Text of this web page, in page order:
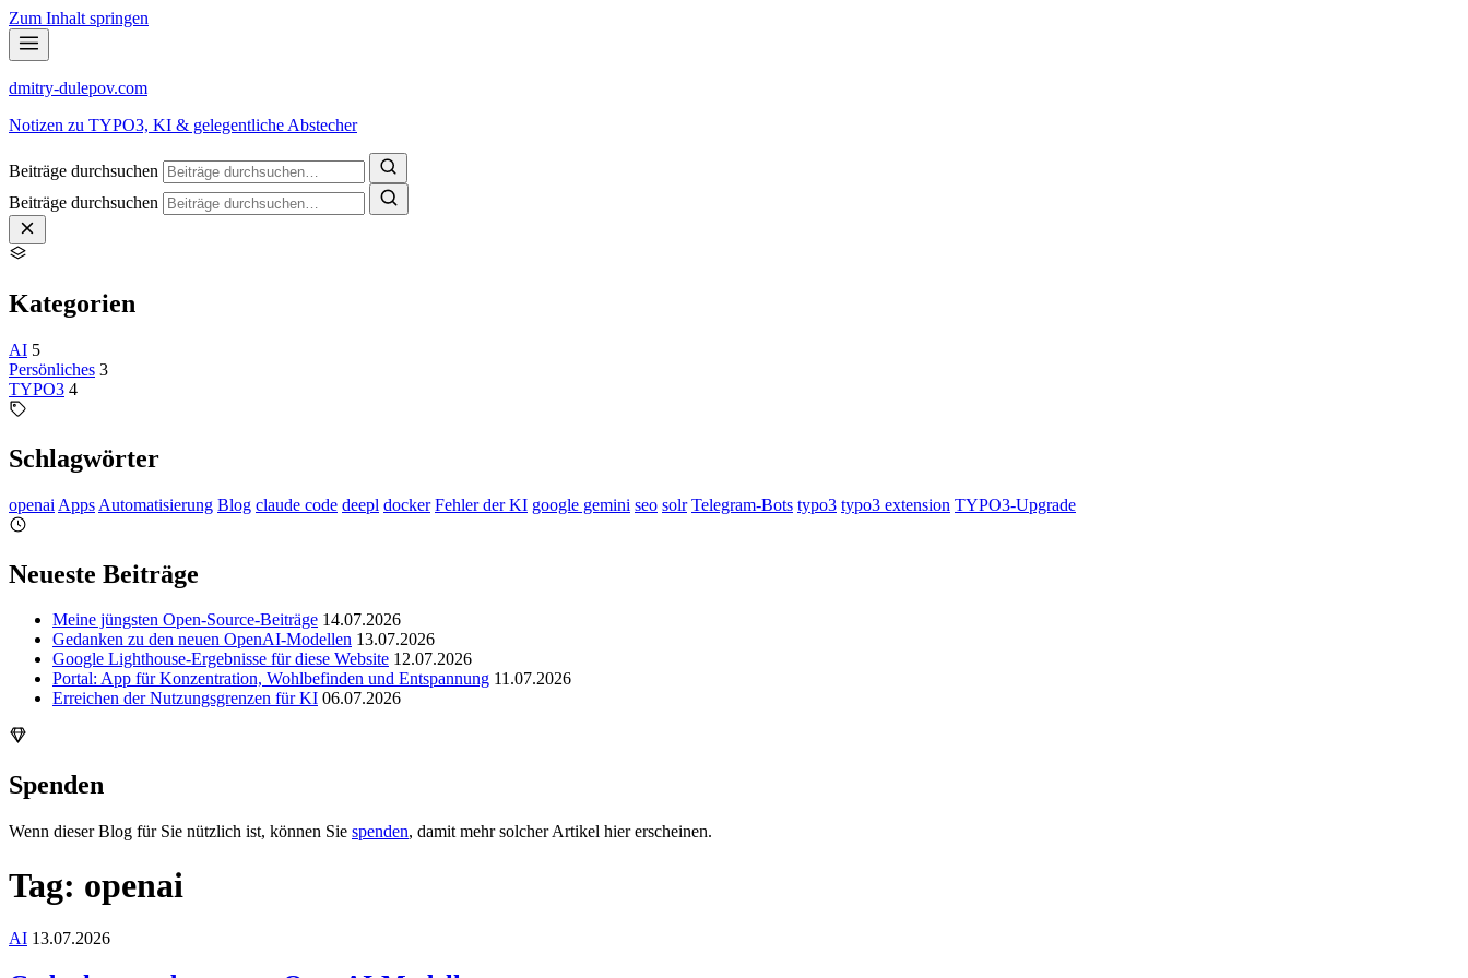
Zum Inhalt springen
dmitry-dulepov.com
Notizen zu TYPO3, KI & gelegentliche Abstecher
Beiträge durchsuchen
Beiträge durchsuchen
Kategorien
AI 5
Persönliches 3
TYPO3 4
Schlagwörter
openai Apps Automatisierung Blog claude code deepl docker Fehler der KI google gemini seo solr Telegram-Bots typo3 typo3 extension TYPO3-Upgrade
Neueste Beiträge
Meine jüngsten Open-Source-Beiträge 14.07.2026
Gedanken zu den neuen OpenAI-Modellen 13.07.2026
Google Lighthouse-Ergebnisse für diese Website 12.07.2026
Portal: App für Konzentration, Wohlbefinden und Entspannung 11.07.2026
Erreichen der Nutzungsgrenzen für KI 06.07.2026
Spenden
Wenn dieser Blog für Sie nützlich ist, können Sie spenden, damit mehr solcher Artikel hier erscheinen.
Tag: openai
AI 13.07.2026